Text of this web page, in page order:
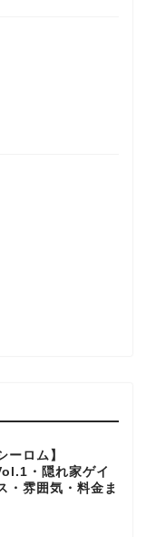
ーロム】
・隠れ家ゲイ
・雰囲気・料金ま